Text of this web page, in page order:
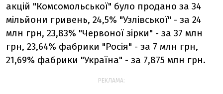
акцій "Комсомольської" було продано за 34
мільйони гривень, 24,5% "Узлівської" - за 24
млн грн, 23,83% "Червоної зірки" - за 37 млн
грн, 23,64% фабрики "Росія" - за 7 млн грн,
21,69% фабрики "Україна" - за 7,875 млн грн.
РЕКЛАМА: